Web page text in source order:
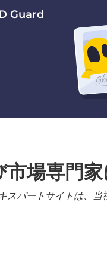
Guard
場専門家
パートサイトは、当